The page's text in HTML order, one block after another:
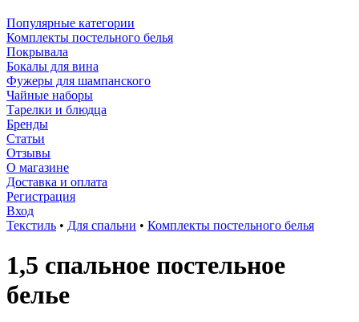
Популярные категории
Комплекты постельного белья
Покрывала
Бокалы для вина
Фужеры для шампанского
Чайные наборы
Тарелки и блюдца
Бренды
Статьи
Отзывы
О магазине
Доставка и оплата
Регистрация
Вход
Текстиль • Для спальни • Комплекты постельного белья
1,5 спальное постельное
белье